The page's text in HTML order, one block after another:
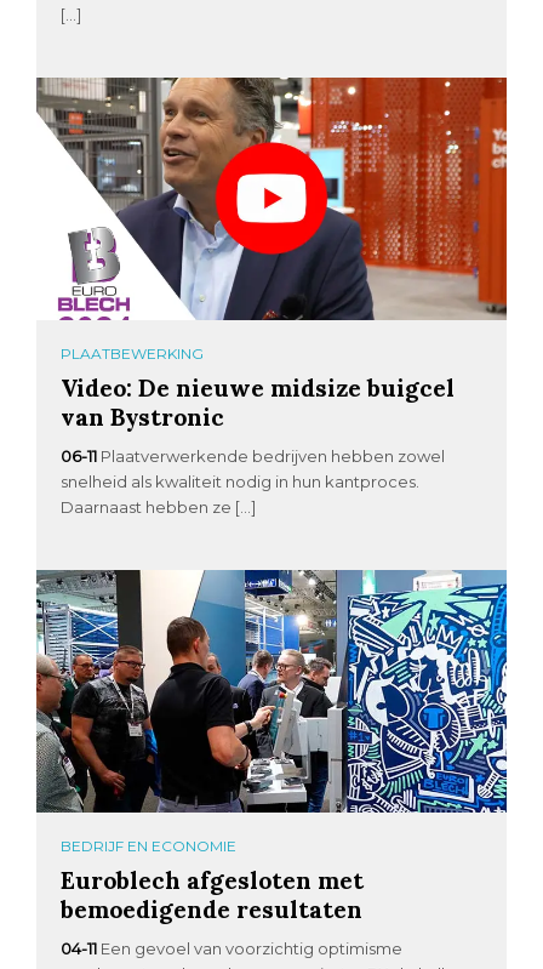
[…]
PLAATBEWERKING
Video: De nieuwe midsize buigcel
van Bystronic
06-11 Plaatverwerkende bedrijven hebben zowel
snelheid als kwaliteit nodig in hun kantproces.
Daarnaast hebben ze […]
BEDRIJF EN ECONOMIE
Euroblech afgesloten met
bemoedigende resultaten
04-11 Een gevoel van voorzichtig optimisme